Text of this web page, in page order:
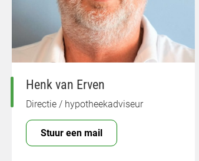
Henk van Erven
Directie / hypotheekadviseur
Stuur een mail